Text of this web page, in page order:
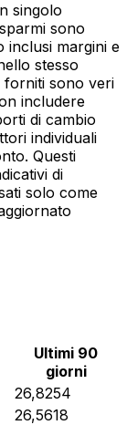
singolo
sono
inclusi margini e
stesso
sono veri
includere
di cambio
individuali
Questi
di
solo come
Ultimi 90
giorni
26,8254
26,5618